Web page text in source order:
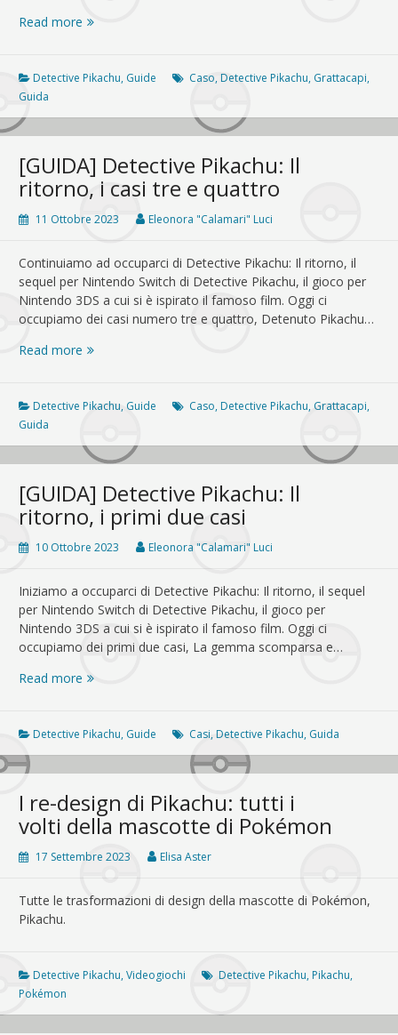
Read more [GUIDA]
Il
Il
caso
Detective Pikachu, Guide Caso, Detective Pikachu, Grattacapi,
Guida
[GUIDA] Detective Pikachu: Il
ritorno, i casi tre e quattro
11 Ottobre 2023 Eleonora "Calamari" Luci
Continuiamo ad occuparci di Detective Pikachu: Il ritorno, il
sequel per Nintendo Switch di Detective Pikachu, il gioco per
Nintendo 3DS a cui si è ispirato il famoso film. Oggi ci
occupiamo dei casi numero tre e quattro, Detenuto Pikachu…
Read more [GUIDA]
Il
i
casi
e
quattro
Detective Pikachu, Guide Caso, Detective Pikachu, Grattacapi,
Guida
[GUIDA] Detective Pikachu: Il
ritorno, i primi due casi
10 Ottobre 2023 Eleonora "Calamari" Luci
Iniziamo a occuparci di Detective Pikachu: Il ritorno, il sequel
per Nintendo Switch di Detective Pikachu, il gioco per
Nintendo 3DS a cui si è ispirato il famoso film. Oggi ci
occupiamo dei primi due casi, La gemma scomparsa e…
Read more [GUIDA]
Il
ritorno,
i
due
casi
Detective Pikachu, Guide Casi,Detective Pikachu, Guida
I re-design di Pikachu: tutti i
volti della mascotte di Pokémon
17 Settembre 2023 Elisa Aster
Tutte le trasformazioni di design della mascotte di Pokémon,
Pikachu.
Detective Pikachu,Videogiochi Detective Pikachu, Pikachu,
Pokémon